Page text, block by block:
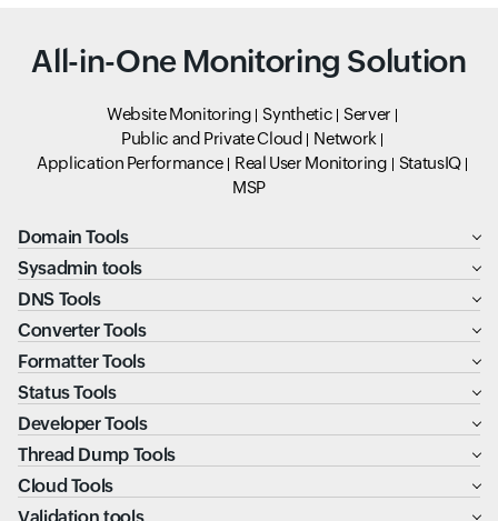
All-in-One Monitoring Solution
Website Monitoring Synthetic
Server
Public and Private Cloud
Network
Application Performance
Real User Monitoring
StatusIQ
MSP
Domain Tools
Sysadmin tools
DNS Tools
Converter Tools
Formatter Tools
Status Tools
Developer Tools
Thread Dump Tools
Cloud Tools